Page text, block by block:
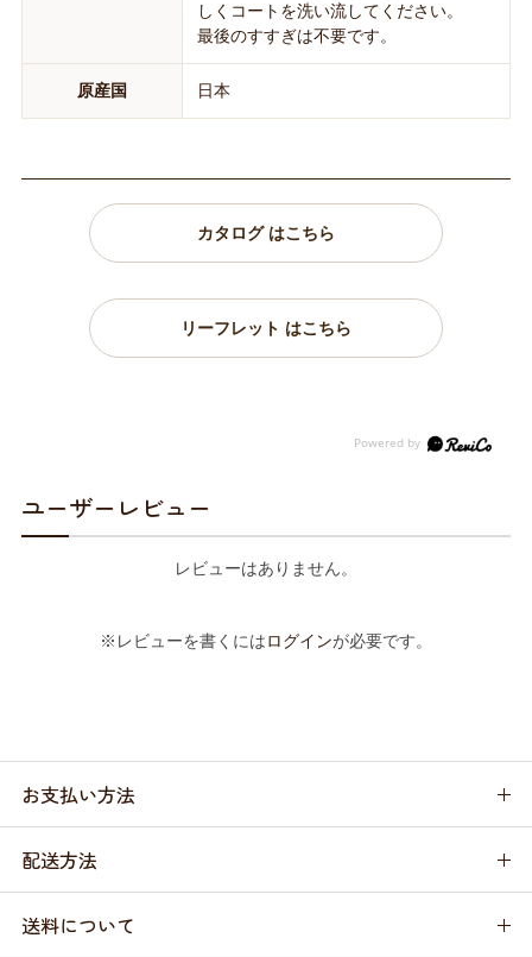
しくコートを洗い流してください。
最後のすすぎは不要です。
原産国 日本
カタログ はこちら
リーフレット はこちら
ユーザーレビュー
レビューはありません。
※レビューを書くにはログインが必要です。
お支払い方法
配送方法
送料について